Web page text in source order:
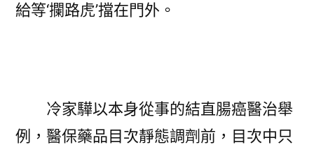
給等‘攔路虎’擋在門外。
冷家驊以本身從事的結直腸癌醫治舉
例，醫保藥品目次靜態調劑前，目次中只